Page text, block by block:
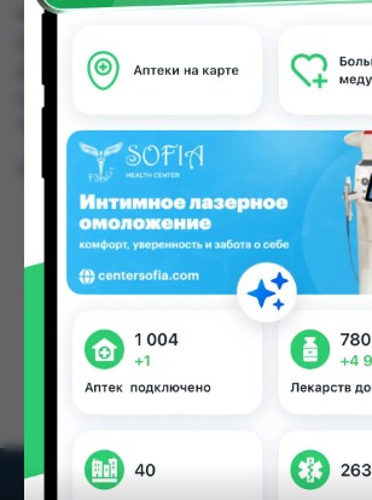
можно купить или заказать в
Дорухона, Мадад Фарм 189,
TJS в Душанбе и других городах
Цена: от15.00 TJS